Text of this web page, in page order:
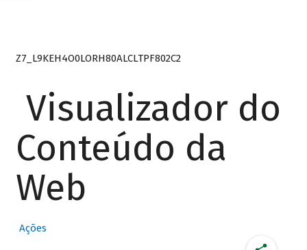
Z7_L9KEH4O0LORH80ALCLTPF802C2
Visualizador do
Conteúdo da
Web
Ações